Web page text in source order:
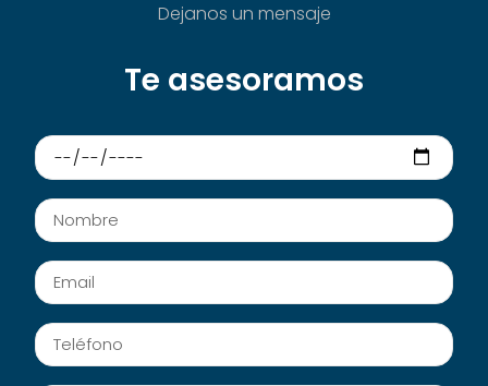
Dejanos un mensaje
Te asesoramos